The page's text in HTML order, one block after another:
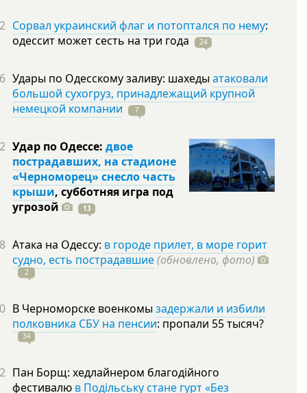
Сорвал украинский флаг и потоптался по нему:
одессит может сесть на три года 24
Удары по Одесскому заливу: шахеды атаковали
большой сухогруз, принадлежащий крупной
немецкой компании
7
Удар по Одессе: двое
пострадавших, на стадионе
«Черноморец» снесло часть
крыши, субботняя игра под
угрозой
13
Атака на Одессу: в городе прилет, в море горит
судно, есть пострадавшие(обновлено, фото)
2
В Черноморске военкомы задержали и избили
полковника СБУ на пенсии: пропали 55тысяч?
34
Пан Борщ: хедлайнером благодійного
фестивалю в Подільську стане гурт «Без